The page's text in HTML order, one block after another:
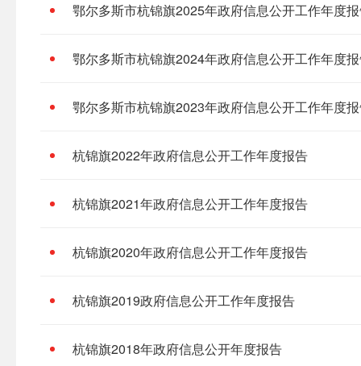
鄂尔多斯市杭锦旗2025年政府信息公开工作年度
鄂尔多斯市杭锦旗2024年政府信息公开工作年度
鄂尔多斯市杭锦旗2023年政府信息公开工作年度
杭锦旗2022年政府信息公开工作年度报告
杭锦旗2021年政府信息公开工作年度报告
杭锦旗2020年政府信息公开工作年度报告
杭锦旗2019政府信息公开工作年度报告
杭锦旗2018年政府信息公开年度报告